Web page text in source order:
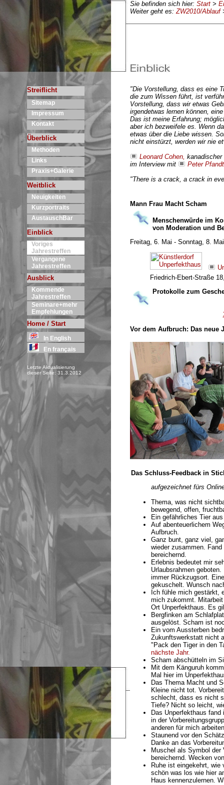
Sie befinden sich hier: Start >
Weiter geht es:ZW2010/Ablauf
Streiflicht
Sitemap
Impressum
Kontakt
Überblick
Methoden
Links
Praxis+Galerie
Weitblick
Neuigkeiten
Kurzportraits
AustauschBar
Einblick
Voriges
Jahrestreffen
Vergangene
Jahrestreffen
Ausblick
Kommende
Jahrestreffen
Seminare+mehr
Empfehlungen
Home / Start
In English
En français
Letzte Aktualisierung
dieser Seite: 31.3.2012
"Die Vorstellung, dass es eine
die zum Wissen führt, ist
Vorstellung, dass wir etwas
irgendetwas lernen können,
Das ist meine Erfahrung;
aber ich bezweifele es. Wenn
etwas über die Liebe wissen.
nicht einstürzt, werden wir nie
Leonard Cohen, kanadischer
im Interview mit
Peter Pfandt
"There is a crack, a crack in
Mann Frau Macht Scham
Menschenwürde im
von Moderation und
Freitag, 6. Mai - Sonntag, 8.
Friedrich-Ebert-Straße
Protokolle zum
Vor dem Aufbruch: Das neue
Das Schluss-Feedback in
aufgezeichnet fürs
Thema, was nicht
bewegend, offen,
Ein gefährliches Tier
Auf abenteuerlichem
Aufbruch.
Ganz bunt, ganz viel,
wieder zusammen.
bereichernd.
Erlebnis bedeutet mir
Urlaubsrahmen
immer Rückzugsort.
gekuschelt. Wunsch
Ich fühle mich gestärkt,
mich zukommt.
Ort Unperfekthaus. Es
Bergfinken am
ausgelöst. Scham ist
Ein vom Aussterben
Zukunftswerkstatt nicht
"Pack den Tiger in den
nächste Jahr.
Scham abschütteln im
Mit dem Känguruh
Mal hier im
Das Thema Macht und
Kleine nicht tot.
schlecht, dass es nicht
Tiefe? Nicht so leicht,
Das Unperfekthaus
in der
anderen für mich
Staunend vor den
Danke an das
Muschel als Symbol
bereichernd. Wecken
Ruhe ist eingekehrt,
schön was los wie hier
Haus kennenzulernen.